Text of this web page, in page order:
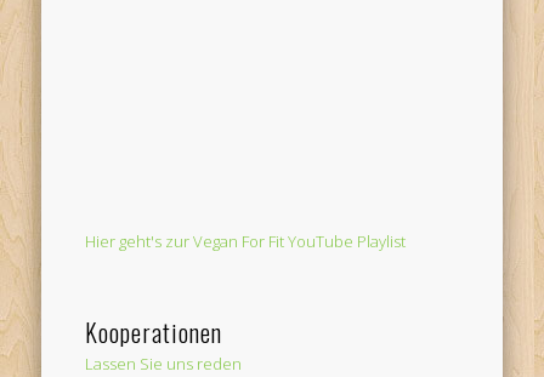
Hier geht's zur Vegan For Fit YouTube Playlist
Kooperationen
Lassen Sie uns reden